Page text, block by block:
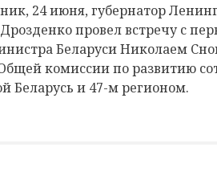
24 июня, губернатор
провел встречу с
Беларуси Николаем
комиссии по развитию
Беларусь и 47-м регионом.